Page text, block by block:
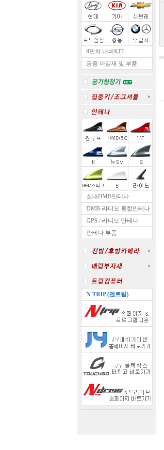
9인치 내비KIT
공용 마감재 및 부품
실내DMB안테나
DMB·라디오 통합안테나
GPS / 라디오 안테나
안테나 부품
N TRIP (엔트립)